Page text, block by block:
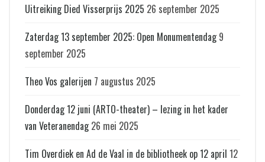
Uitreiking Died Visserprijs 2025 26 september 2025
Zaterdag 13 september 2025: Open Monumentendag 9
september 2025
Theo Vos galerijen 7 augustus 2025
Donderdag 12 juni (ARTO-theater) – lezing in het kader
van Veteranendag 26 mei 2025
Tim Overdiek en Ad de Vaal in de bibliotheek op 12 april 12